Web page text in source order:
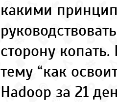
какими
сторону
тему “как
Hadoop за 21